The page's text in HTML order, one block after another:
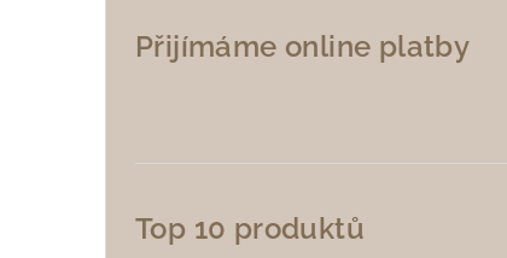
Přijímáme online platby
Top 10 produktů